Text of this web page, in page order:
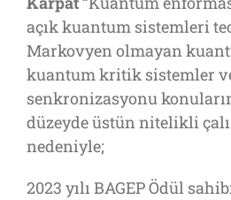
açık kuantum sistemleri
Markovyen olmayan
kuantum kritik sistemler
senkronizasyonu
düzeyde üstün nitelikli
nedeniyle;
2023 yılı BAGEP Ödül